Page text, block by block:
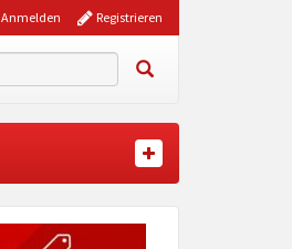
Registrieren
Anmelden